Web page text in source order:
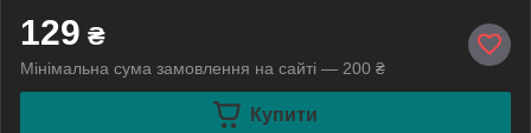
129 ₴
Мінімальна сума замовлення на сайті — 200 ₴
Купити